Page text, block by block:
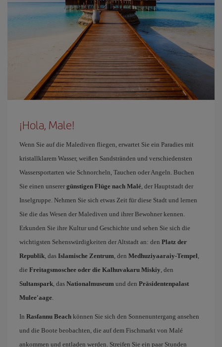
¡Hola, Male!
Wenn Sie auf die Malediven fliegen, erwartet Sie ein Paradies mit
kristallklarem Wasser, weißen Sandstränden und verschiedensten
Wassersportarten wie Schnorcheln, Tauchen oder Angeln. Buchen
Sie einen unserer günstigen Flüge nach Malé , der Hauptstadt der
Inselgruppe. Nehmen Sie sich etwas Zeit für diese Stadt und lernen
Sie die das Wesen der Malediven und ihrer Bewohner kennen.
Erkunden Sie ihre Kultur und Geschichte und sehen Sie sich die
wichtigsten Sehenswürdigkeiten der Altstadt an: den Platz der
Republik , das Islamische Zentrum , den Medhuziyaaraiy-Tempel
die Freitagsmoschee oder die Kalhuvakaru Miskiy , den
Sultanspark , das Nationalmuseum und den Präsidentenpalast
Mulee'aage
In Rasfannu Beach können Sie sich den Sonnenuntergang ansehen
und die Boote beobachten, die auf dem Fischmarkt von Malé
ankommen und entladen werden. Streifen Sie ein paar Stunden